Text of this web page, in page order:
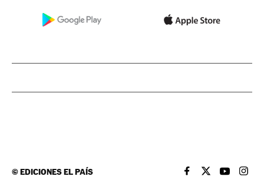
©EDICIONES EL PAÍS EL PAÍS BRASIL EN
EL PAÍSEL PAÍS
EL